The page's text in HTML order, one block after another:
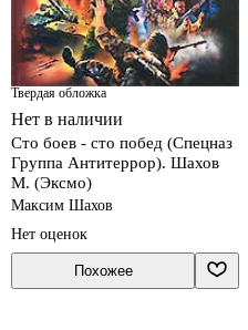
Твердая обложка
Нет в наличии
Сто боев - сто побед (Спецназ
Группа Антитеррор). Шахов
М. (Эксмо)
Максим Шахов
Нет оценок
Похожее